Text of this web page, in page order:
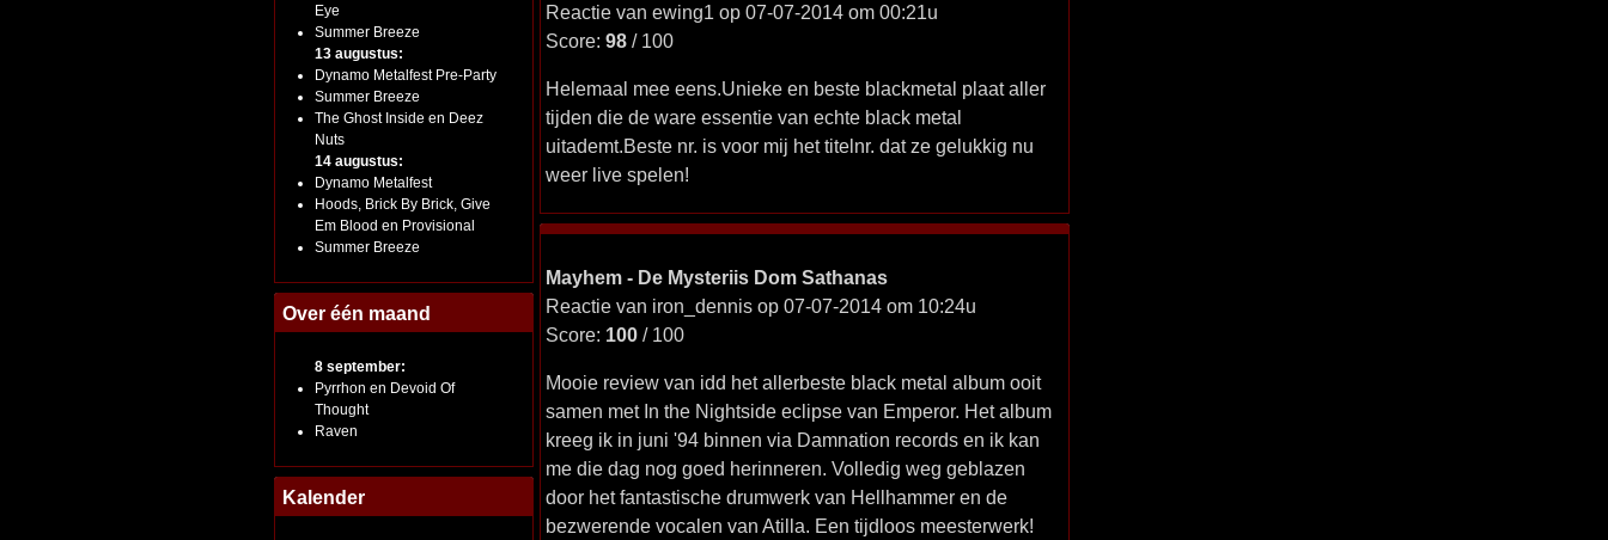
Eye
Summer Breeze
13 augustus:
Dynamo Metalfest Pre-Party
Summer Breeze
The Ghost Inside en Deez
Nuts
14 augustus:
Dynamo Metalfest
Hoods, Brick By Brick, Give
Em Blood en Provisional
Summer Breeze
Over één maand
8 september:
Pyrrhon en Devoid Of
Thought
Raven
Kalender
Reactie van ewing1 op 07-07-2014 om 00:21u
Score: 98/ 100
Helemaal mee eens.Unieke en beste blackmetal plaat aller
tijden die de ware essentie van echte black metal
uitademt.Beste nr. is voor mij het titelnr. dat ze gelukkig nu
weer live spelen!
Mayhem - De Mysteriis Dom Sathanas
Reactie van iron_dennis op 07-07-2014 om 10:24u
Score: 100/ 100
Mooie review van idd het allerbeste black metal album ooit
samen met In the Nightside eclipse van Emperor. Het album
kreeg ik in juni '94 binnen via Damnation records en ik kan
me die dag nog goed herinneren. Volledig weg geblazen
door het fantastische drumwerk van Hellhammer en de
bezwerende vocalen van Atilla. Een tijdloos meesterwerk!